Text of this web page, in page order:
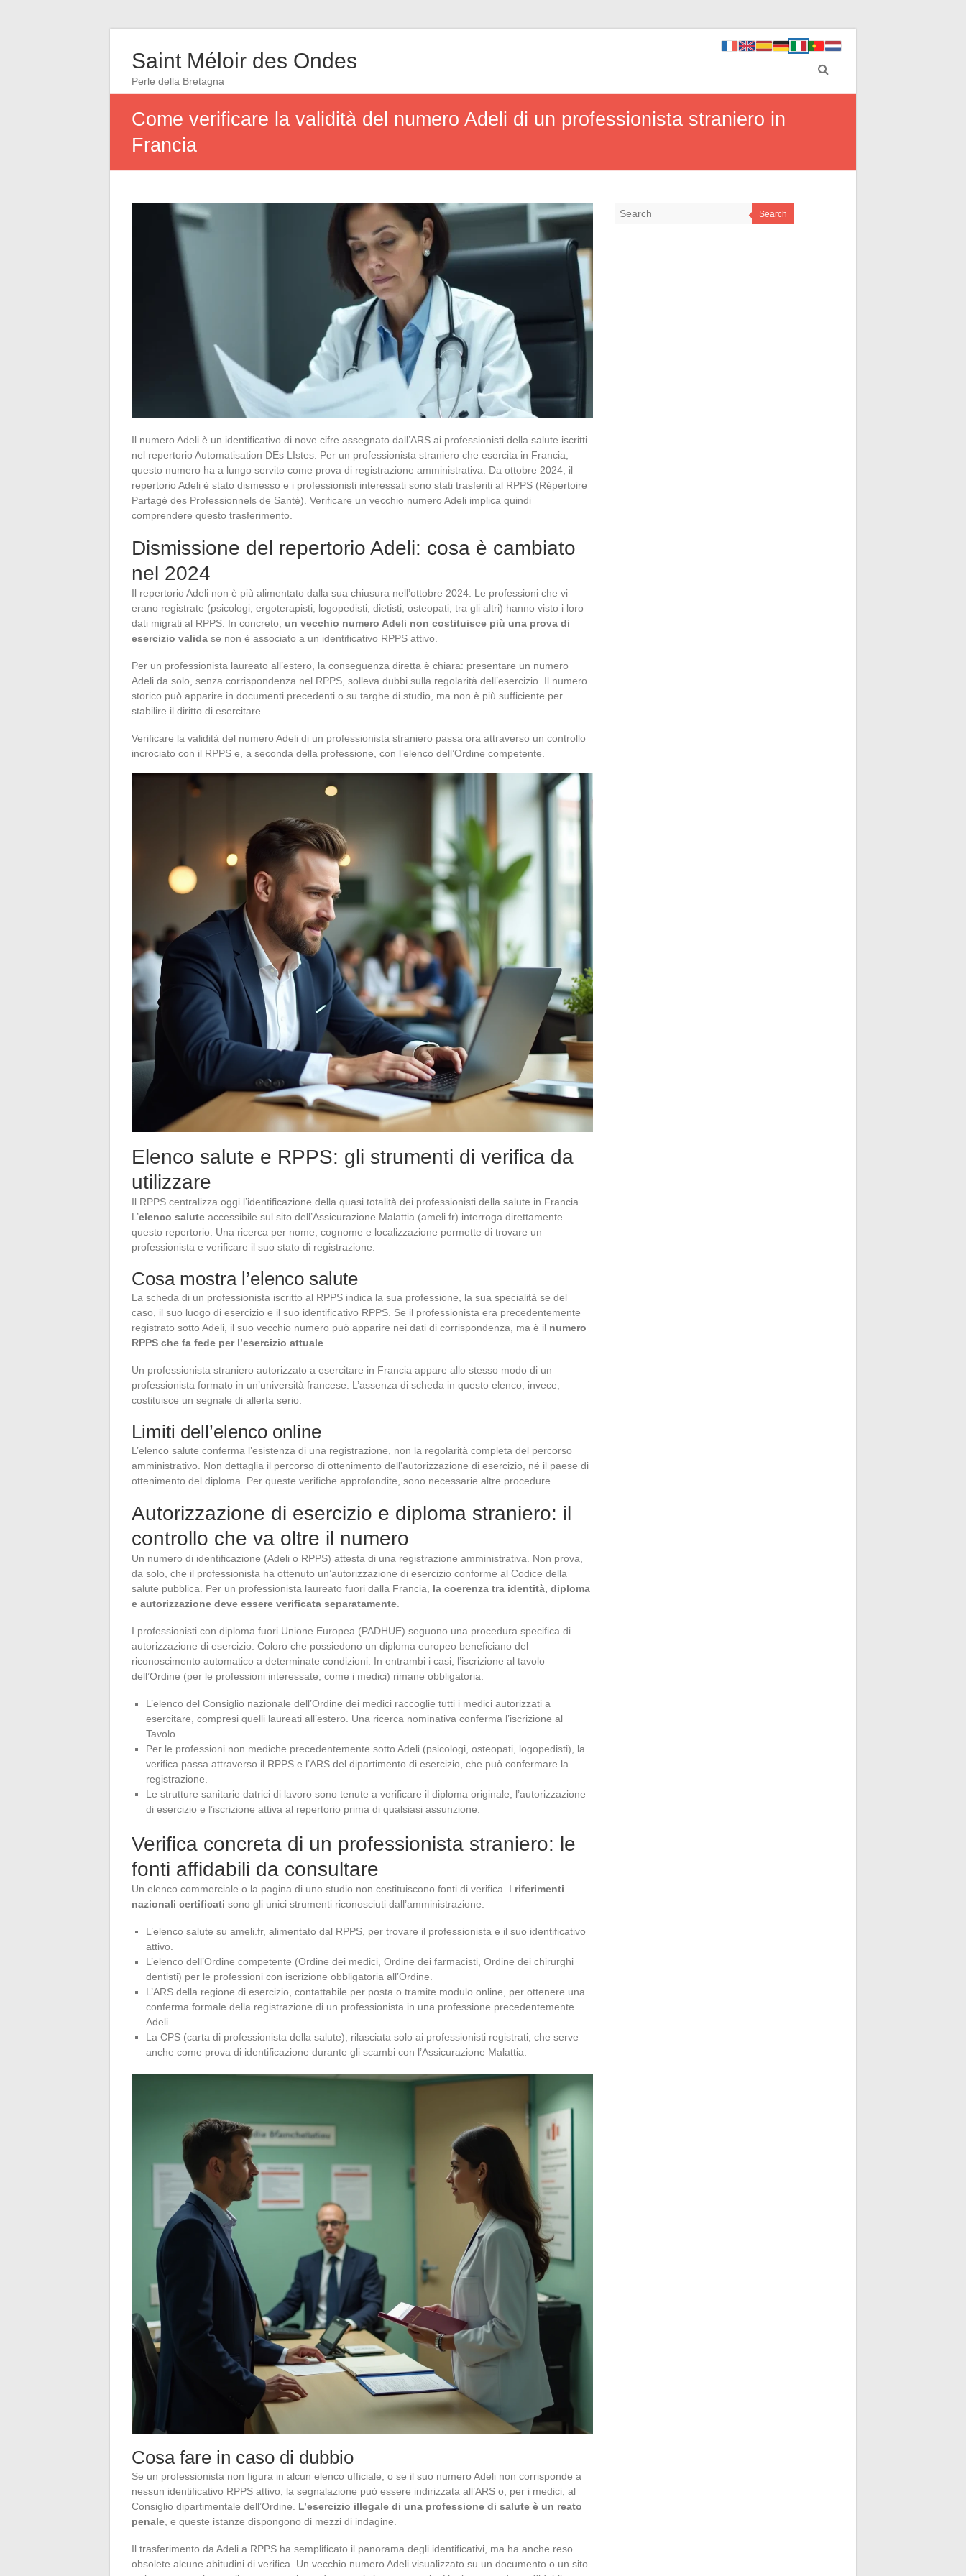
Saint Méloir des Ondes
Perle della Bretagna
Come verificare la validità del numero Adeli di un professionista straniero in
Francia
Il numero Adeli è un identificativo di nove cifre assegnato dall’ARS ai professionisti della salute iscritti
nel repertorio Automatisation DEs LIstes. Per un professionista straniero che esercita in Francia,
questo numero ha a lungo servito come prova di registrazione amministrativa. Da ottobre 2024, il
repertorio Adeli è stato dismesso e i professionisti interessati sono stati trasferiti al RPPS (Répertoire
Partagé des Professionnels de Santé). Verificare un vecchio numero Adeli implica quindi
comprendere questo trasferimento.
Dismissione del repertorio Adeli: cosa è cambiato
nel 2024
Il repertorio Adeli non è più alimentato dalla sua chiusura nell’ottobre 2024. Le professioni che vi
erano registrate (psicologi, ergoterapisti, logopedisti, dietisti, osteopati, tra gli altri) hanno visto i loro
dati migrati al RPPS. In concreto, un vecchio numero Adeli non costituisce più una prova di
esercizio valida se non è associato a un identificativo RPPS attivo.
Per un professionista laureato all’estero, la conseguenza diretta è chiara: presentare un numero
Adeli da solo, senza corrispondenza nel RPPS, solleva dubbi sulla regolarità dell’esercizio. Il numero
storico può apparire in documenti precedenti o su targhe di studio, ma non è più sufficiente per
stabilire il diritto di esercitare.
Verificare la validità del numero Adeli di un professionista straniero passa ora attraverso un controllo
incrociato con il RPPS e, a seconda della professione, con l’elenco dell’Ordine competente.
Elenco salute e RPPS: gli strumenti di verifica da
utilizzare
Il RPPS centralizza oggi l’identificazione della quasi totalità dei professionisti della salute in Francia.
L’elenco salute accessibile sul sito dell’Assicurazione Malattia (ameli.fr) interroga direttamente
questo repertorio. Una ricerca per nome, cognome e localizzazione permette di trovare un
professionista e verificare il suo stato di registrazione.
Cosa mostra l’elenco salute
La scheda di un professionista iscritto al RPPS indica la sua professione, la sua specialità se del
caso, il suo luogo di esercizio e il suo identificativo RPPS. Se il professionista era precedentemente
registrato sotto Adeli, il suo vecchio numero può apparire nei dati di corrispondenza, ma è il numero
RPPS che fa fede per l’esercizio attuale.
Un professionista straniero autorizzato a esercitare in Francia appare allo stesso modo di un
professionista formato in un’università francese. L’assenza di scheda in questo elenco, invece,
costituisce un segnale di allerta serio.
Limiti dell’elenco online
L’elenco salute conferma l’esistenza di una registrazione, non la regolarità completa del percorso
amministrativo. Non dettaglia il percorso di ottenimento dell’autorizzazione di esercizio, né il paese di
ottenimento del diploma. Per queste verifiche approfondite, sono necessarie altre procedure.
Autorizzazione di esercizio e diploma straniero: il
controllo che va oltre il numero
Un numero di identificazione (Adeli o RPPS) attesta di una registrazione amministrativa. Non prova,
da solo, che il professionista ha ottenuto un’autorizzazione di esercizio conforme al Codice della
salute pubblica. Per un professionista laureato fuori dalla Francia, la coerenza tra identità, diploma
e autorizzazione deve essere verificata separatamente.
I professionisti con diploma fuori Unione Europea (PADHUE) seguono una procedura specifica di
autorizzazione di esercizio. Coloro che possiedono un diploma europeo beneficiano del
riconoscimento automatico a determinate condizioni. In entrambi i casi, l’iscrizione al tavolo
dell’Ordine (per le professioni interessate, come i medici) rimane obbligatoria.
L’elenco del Consiglio nazionale dell’Ordine dei medici raccoglie tutti i medici autorizzati a
esercitare, compresi quelli laureati all’estero. Una ricerca nominativa conferma l’iscrizione al
Tavolo.
Per le professioni non mediche precedentemente sotto Adeli (psicologi, osteopati, logopedisti), la
verifica passa attraverso il RPPS e l’ARS del dipartimento di esercizio, che può confermare la
registrazione.
Le strutture sanitarie datrici di lavoro sono tenute a verificare il diploma originale, l’autorizzazione
di esercizio e l’iscrizione attiva al repertorio prima di qualsiasi assunzione.
Verifica concreta di un professionista straniero: le
fonti affidabili da consultare
Un elenco commerciale o la pagina di uno studio non costituiscono fonti di verifica. I riferimenti
nazionali certificati sono gli unici strumenti riconosciuti dall’amministrazione.
L’elenco salute su ameli.fr, alimentato dal RPPS, per trovare il professionista e il suo identificativo
attivo.
L’elenco dell’Ordine competente (Ordine dei medici, Ordine dei farmacisti, Ordine dei chirurghi
dentisti) per le professioni con iscrizione obbligatoria all’Ordine.
L’ARS della regione di esercizio, contattabile per posta o tramite modulo online, per ottenere una
conferma formale della registrazione di un professionista in una professione precedentemente
Adeli.
La CPS (carta di professionista della salute), rilasciata solo ai professionisti registrati, che serve
anche come prova di identificazione durante gli scambi con l’Assicurazione Malattia.
Cosa fare in caso di dubbio
Se un professionista non figura in alcun elenco ufficiale, o se il suo numero Adeli non corrisponde a
nessun identificativo RPPS attivo, la segnalazione può essere indirizzata all’ARS o, per i medici, al
Consiglio dipartimentale dell’Ordine. L’esercizio illegale di una professione di salute è un reato
penale , e queste istanze dispongono di mezzi di indagine.
Il trasferimento da Adeli a RPPS ha semplificato il panorama degli identificativi, ma ha anche reso
obsolete alcune abitudini di verifica. Un vecchio numero Adeli visualizzato su un documento o un sito
Search